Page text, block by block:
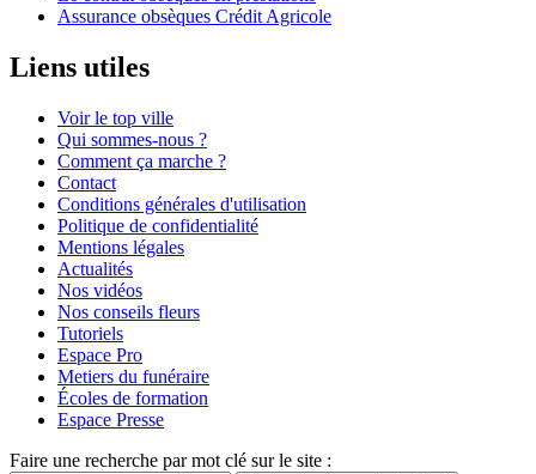
Assurance obsèques Crédit Agricole
Liens utiles
Voir le top ville
Qui sommes-nous ?
Comment ça marche ?
Contact
Conditions générales d'utilisation
Politique de confidentialité
Mentions légales
Actualités
Nos vidéos
Nos conseils fleurs
Tutoriels
Espace Pro
Metiers du funéraire
Écoles de formation
Espace Presse
Faire une recherche par mot clé sur le site :